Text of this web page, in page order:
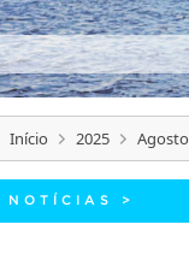
Início 2025 Agosto
NOTÍCIAS >